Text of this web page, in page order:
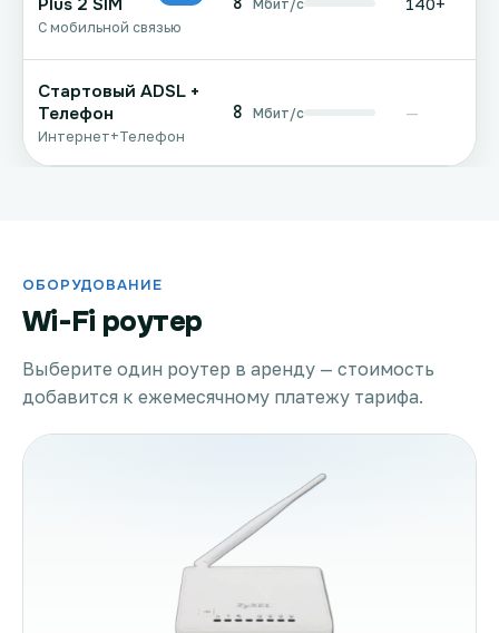
Plus 2 SIM
С мобильной связью
Мбит/с
Стартовый ADSL +
Телефон
Интернет+Телефон
8 Мбит/с —
ОБОРУДОВАНИЕ
Wi-Fi роутер
Выберите один роутер в аренду — стоимость
добавится к ежемесячному платежу тарифа.